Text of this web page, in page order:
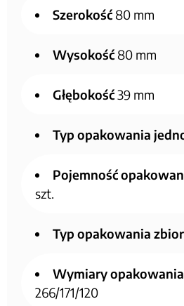
Szerokość 80 mm
Wysokość 80 mm
Głębokość39 mm
Typ opakowania
Pojemność
szt.
Typ opakowania
Wymiary
266/171/120